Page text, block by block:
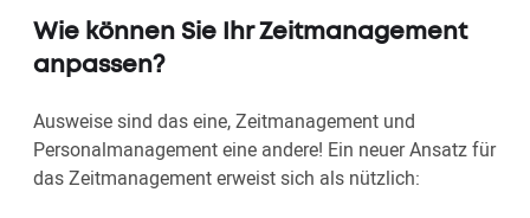
Wie können Sie Ihr Zeitmanagement
anpassen?
Ausweise sind das eine, Zeitmanagement und
Personalmanagement eine andere! Ein neuer Ansatz für
das Zeitmanagement erweist sich als nützlich: